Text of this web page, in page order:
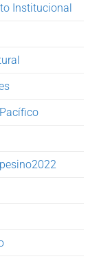
Institucional